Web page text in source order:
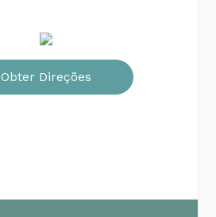
Obter Direções